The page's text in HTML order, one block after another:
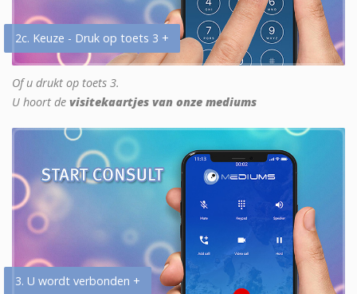
2c. Keuze - Druk op toets 3 +
Of u drukt op toets 3.
U hoort de visitekaartjes van onze mediums
3. U wordt verbonden +